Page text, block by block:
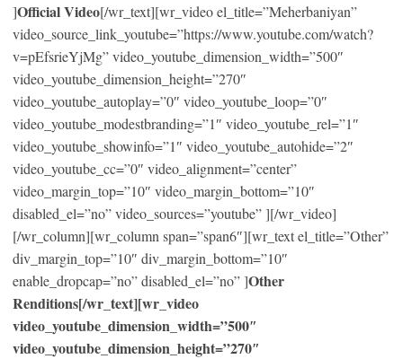
]Official Video[/wr_text][wr_video el_title=”Meherbaniyan”
video_source_link_youtube=”https://www.youtube.com/watch?
v=pEfsrieYjMg” video_youtube_dimension_width=”500″
video_youtube_dimension_height=”270″
video_youtube_autoplay=”0″ video_youtube_loop=”0″
video_youtube_modestbranding=”1″ video_youtube_rel=”1″
video_youtube_showinfo=”1″ video_youtube_autohide=”2″
video_youtube_cc=”0″ video_alignment=”center”
video_margin_top=”10″ video_margin_bottom=”10″
disabled_el=”no” video_sources=”youtube” ][/wr_video]
[/wr_column][wr_column span=”span6″][wr_text el_title=”Other”
div_margin_top=”10″ div_margin_bottom=”10″
enable_dropcap=”no” disabled_el=”no” ]Other
Renditions[/wr_text][wr_video
video_youtube_dimension_width=”500″
video_youtube_dimension_height=”270″